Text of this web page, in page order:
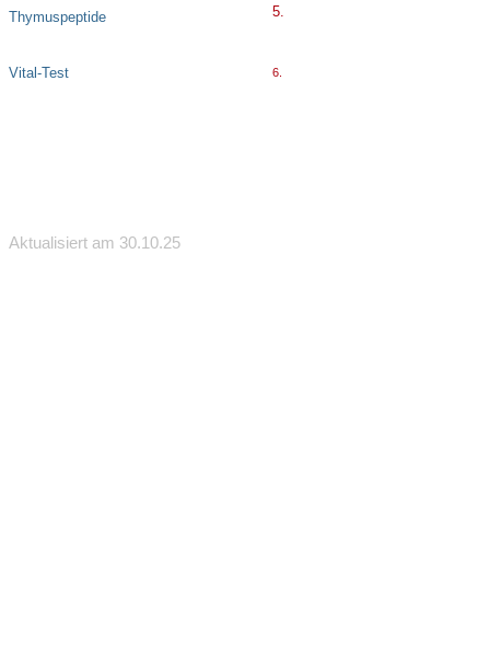
Thymuspeptide 5.
Vital-Test 6.
Aktualisiert am 30.10.25